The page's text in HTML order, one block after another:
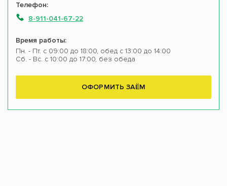
Телефон:
8-911-041-67-22
Время работы:
Пн. - Пт. с 09:00 до 18:00, обед с 13:00 до 14:00
Сб. - Вс. с 10:00 до 17:00, без обеда
ОФОРМИТЬ ЗАЁМ